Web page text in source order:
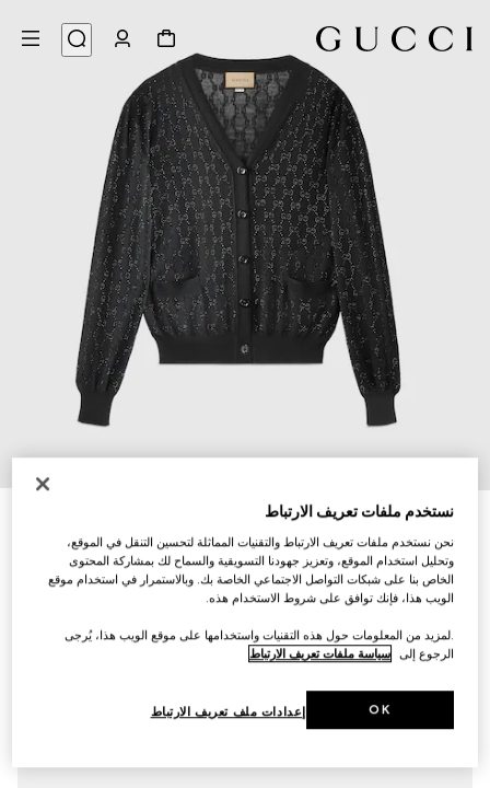
كارديغان من الصوف الفاخر بنقش GG من الكريستال
SAR 10,150
تنويعاتأسود
نستخدم ملفات تعريف الارتباط
نحن نستخدم ملفات تعريف الارتباط والتقنيات المماثلة لتحسين التنقل في الموقع،
وتحليل استخدام الموقع، وتعزيز جهودنا التسويقية والسماح لك بمشاركة المحتوى
الخاص بنا على شبكات التواصل الاجتماعي الخاصة بك. وبالاستمرار في استخدام موقع
الويب هذا، فإنك توافق على شروط الاستخدام هذه.
.لمزيد من المعلومات حول هذه التقنيات واستخدامها على موقع الويب هذا، يُرجى
الرجوع إلى سياسة ملفات تعريف الارتباط
إعدادات ملف تعريف الارتباط OK